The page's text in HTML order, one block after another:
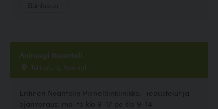
Animagi Naantali
Tullikatu 12, Naantali
Entinen Naantalin Pieneläinklinikka. Tiedustelut ja
ajanvaraus: ma–to klo 9–17 pe klo 9–14